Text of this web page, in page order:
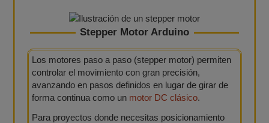
Stepper Motor Arduino​
Los motores paso a paso (stepper motor) permiten
controlar el movimiento con gran precisión,
avanzando en pasos definidos en lugar de girar de
forma continua como un motor DC clásico.
Para proyectos donde necesitas posicionamiento